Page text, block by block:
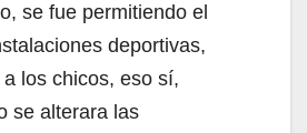
se fue permitiendo el
deportivas,
los chicos, eso sí,
se alterara las